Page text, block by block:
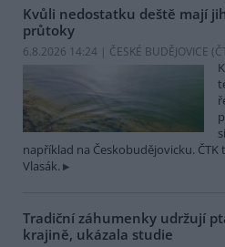
Kvůli nedostatku deště mají
průtoky
6.8.2026 14:24 | ČESKÉ BUDĚJOVICE (
například na Českobudějovicku.
Vlasák.
Tradiční záhumenky udržují
krajině, ukázala studie